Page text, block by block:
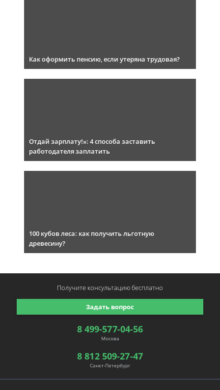
Как оформить пенсию, если утеряна трудовая?
Отдай зарплату!»: 4 способа заставить
работодателя заплатить
100 кубов леса: как получить льготную
древесину?
8 499-577-04-56
Москва
8 812 509-27-47
Санкт-Петербург
Задать вопрос
Получите консультациюбесплатно